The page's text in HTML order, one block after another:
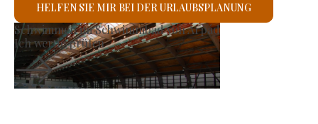
HELFEN SIE MIR BEI DER URLAUBSPLANUNG
Römisch-katholische Kirche St. László
Ich werde prüfen